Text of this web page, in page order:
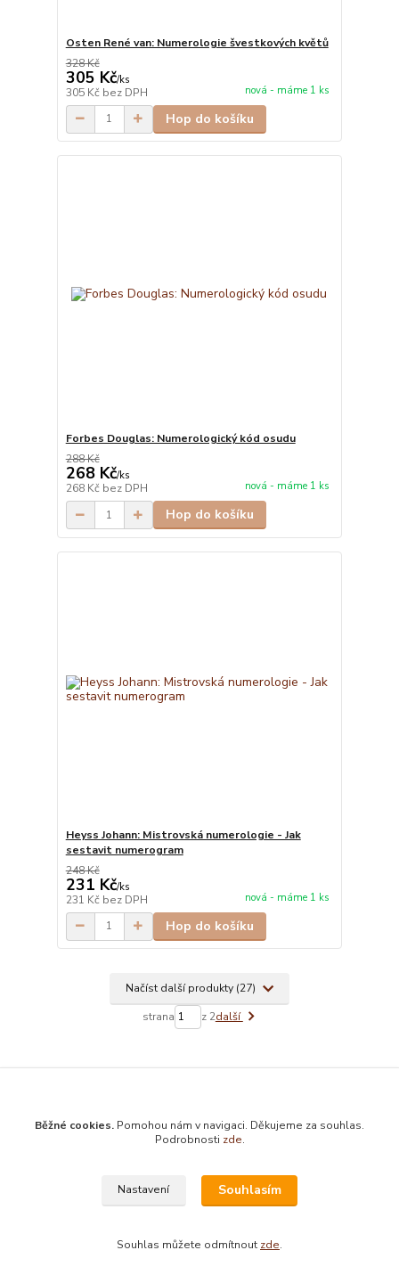
Osten René van: Numerologie švestkových květů
328 Kč
305 Kč/ks
305 Kč bez DPH nová - máme 1 ks
Hop do košíku
Forbes Douglas: Numerologický kód osudu
288 Kč
268 Kč/ks
268 Kč bez DPH nová - máme 1 ks
Hop do košíku
Heyss Johann: Mistrovská numerologie - Jak
sestavit numerogram
248 Kč
231 Kč/ks
231 Kč bez DPH nová - máme 1 ks
Hop do košíku
Načíst další produkty (27)
strana z 2další
všechny antikvární knihy můžete vrátit až do 3 let od zakoupení
Běžné cookies. Pomohou nám v navigaci. Děkujeme za souhlas.
Podrobnosti zde.
Nastavení Souhlasím
Souhlas můžete odmítnout zde.